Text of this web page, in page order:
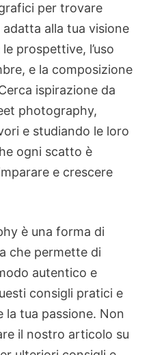
per trovare
alla tua visione
prospettive, l’uso
e la composizione
ispirazione da
photography,
e studiando le loro
ogni scatto è
e crescere
è una forma di
che permette di
autentico e
consigli pratici e
la tua passione. Non
il nostro articolo su